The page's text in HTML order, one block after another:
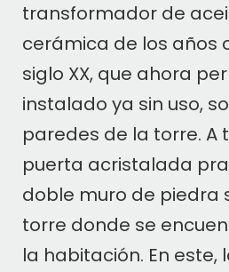
transformador de
cerámica de los años
siglo XX, que ahora
instalado ya sin uso,
paredes de la torre. A
puerta acristalada
doble muro de piedra
torre donde se
la habitación. En este,